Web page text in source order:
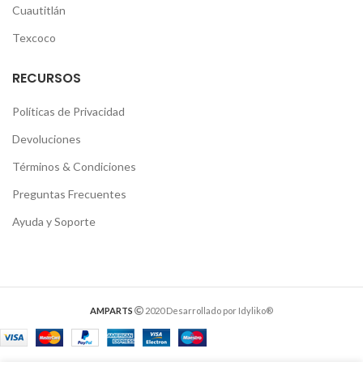
Cuautitlán
Texcoco
RECURSOS
Políticas de Privacidad
Devoluciones
Términos & Condiciones
Preguntas Frecuentes
Ayuda y Soporte
AMPARTS 2020 Desarrollado por Idyliko®